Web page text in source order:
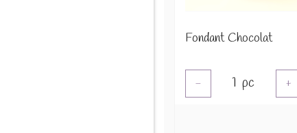
Fondant Chocolat
- 1 pc +